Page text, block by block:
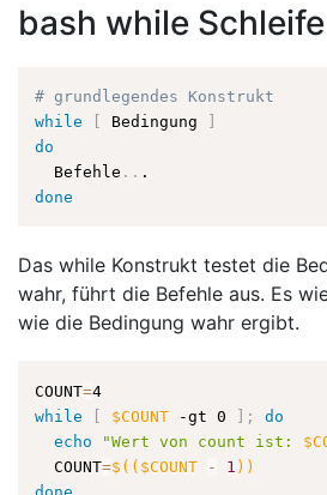
bash while Schleife
# grundlegendes Konstrukt
while
Bedingung
do
  Befehle
..
done
Das while Konstrukt testet die
wahr, führt die Befehle aus. Es
wie die Bedingung wahr ergibt.
COUNT=
while
[ $COUNT -gt 0 ] ;
do
echo
"Wert von count ist:
  COUNT
=$(( $COUNT - 1 ))